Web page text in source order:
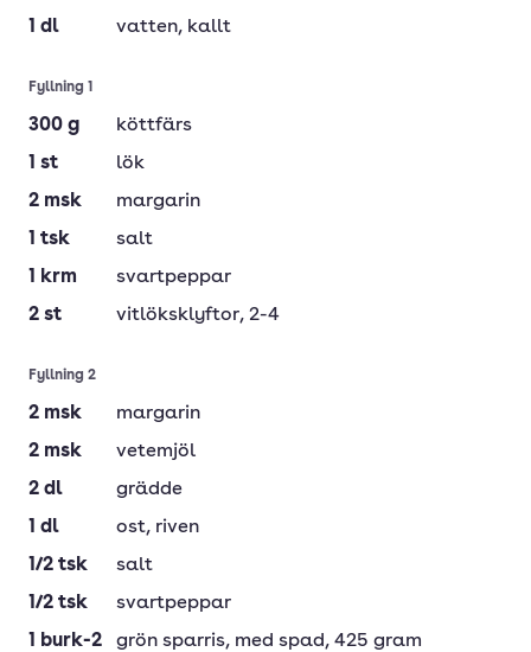
1 dl vatten, kallt
Fyllning 1
300 g
köttfärs
1 st
lök
2 msk
margarin
1 tsk
salt
1
krm
svartpeppar
2 st vitlöksklyftor, 2-4
Fyllning 2
2 msk
margarin
2 msk
vetemjöl
2 dl
grädde
1 dl ost, riven
1/2 tsk
salt
1/2 tsk
svartpeppar
1
burk-2 grön sparris, med spad, 425 gram